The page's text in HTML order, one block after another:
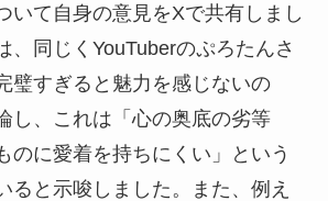
いて自身の意見をXで共有しまし
、同じくYouTuberのぷろたんさ
璧すぎると魅力を感じないの
し、これは「心の奥底の劣等
のに愛着を持ちにくい」という
ると示唆しました。また、例え